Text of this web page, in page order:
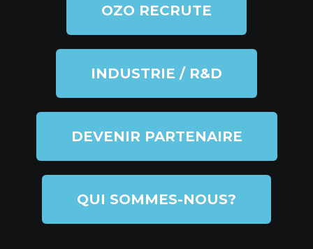
OZO RECRUTE
INDUSTRIE / R&D
DEVENIR PARTENAIRE
QUI SOMMES-NOUS?